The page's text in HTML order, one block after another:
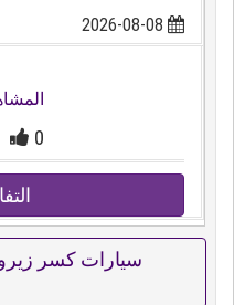
2026-08-08
0
سيارات كسر